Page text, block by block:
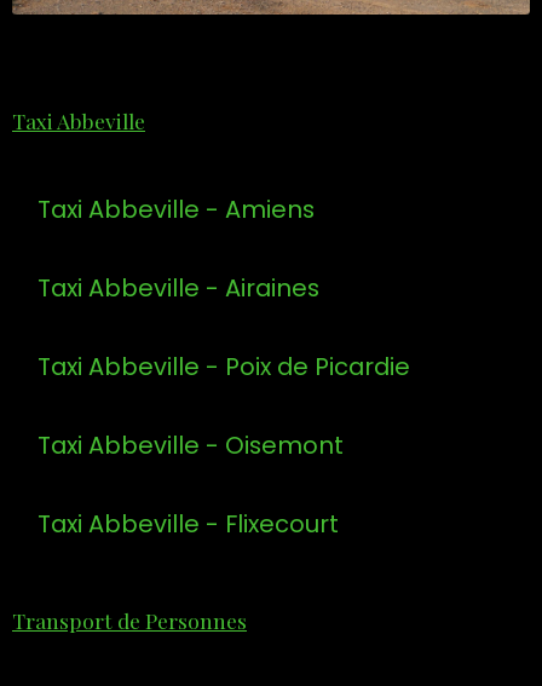
Taxi Abbeville
Taxi Abbeville - Amiens
Taxi Abbeville - Airaines
Taxi Abbeville - Poix de Picardie
Taxi Abbeville - Oisemont
Taxi Abbeville - Flixecourt
Transport de Personnes